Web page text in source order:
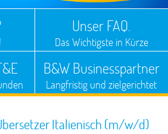
Unser FAQ.
Das Wichtigste in Kürze
B&W Businesspartner
Langfristig und zielgerichtet
Italienisch (m/w/d)